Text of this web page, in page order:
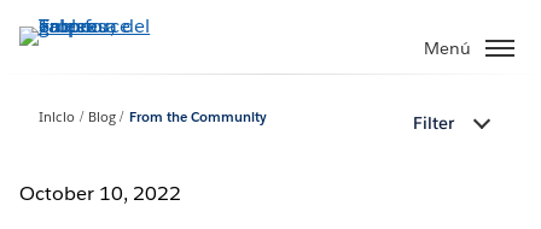
Menú
Inicio Blog From the Community Filter
October 10, 2022